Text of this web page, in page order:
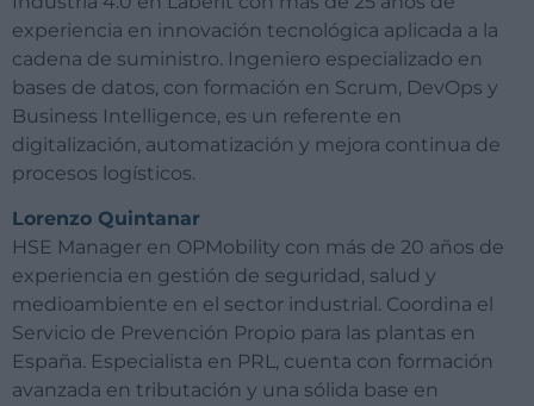
experiencia en innovación tecnológica aplicada a la
cadena de suministro. Ingeniero especializado en
bases de datos, con formación en Scrum, DevOps y
Business Intelligence, es un referente en
digitalización, automatización y mejora continua de
procesos logísticos.
Lorenzo Quintanar
HSE Manager en OPMobility con más de 20 años de
experiencia en gestión de seguridad, salud y
medioambiente en el sector industrial. Coordina el
Servicio de Prevención Propio para las plantas en
España. Especialista en PRL, cuenta con formación
avanzada en tributación y una sólida base en